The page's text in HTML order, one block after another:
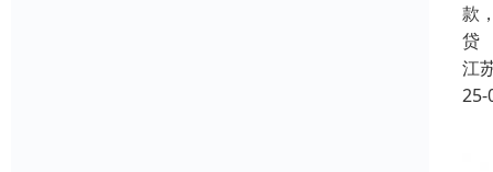
款
贷
江
25-